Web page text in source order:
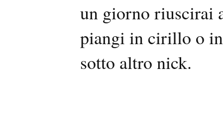
un giorno riuscirai
piangi in cirillo o
sotto altro nick.